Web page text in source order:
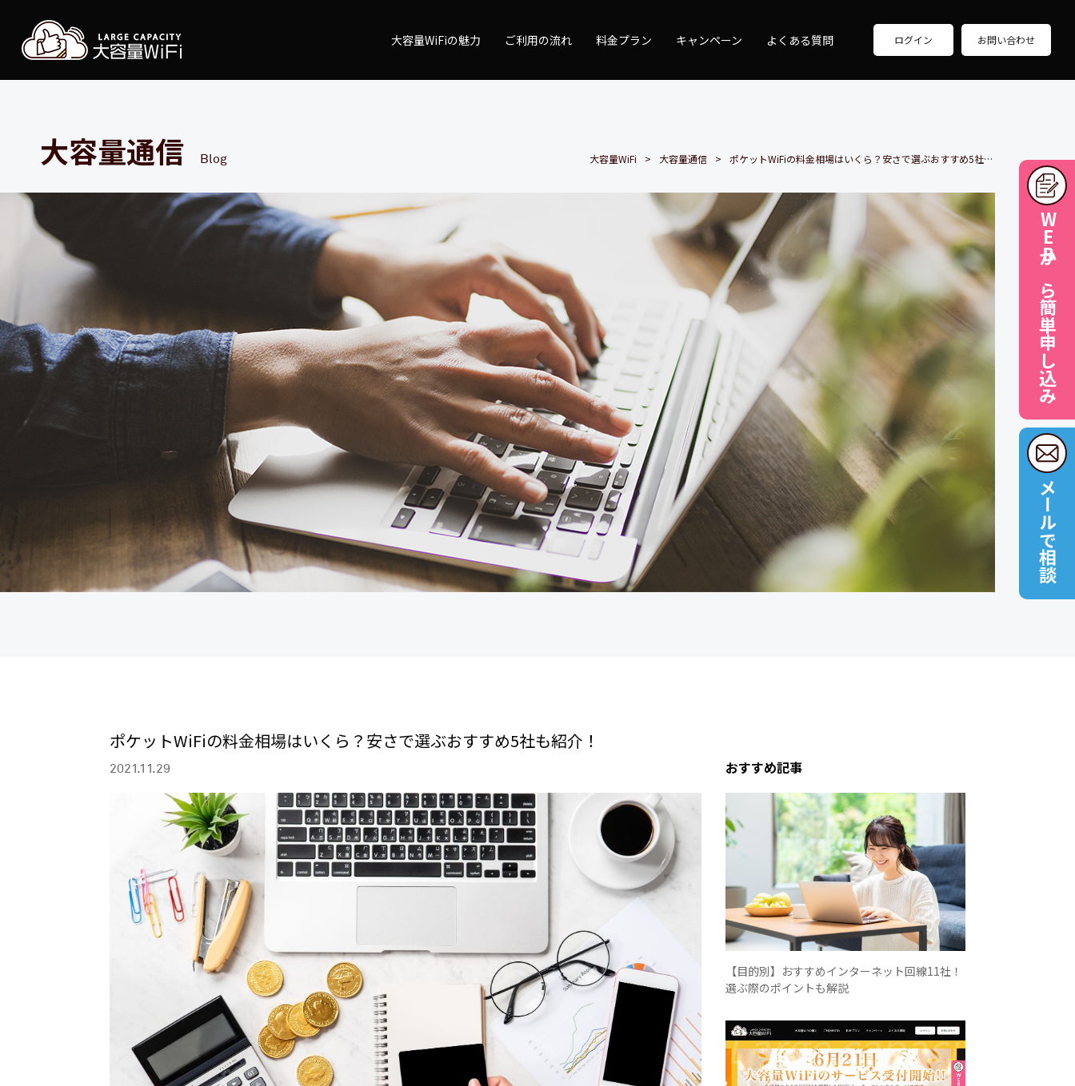
大容量WiFiの魅力 ご利用の流れ 料金プラン キャンペーン よくある質問 ログイン お問い合わせ
WEBから簡単申し込み
メールで相談
大容量通信 Blog 大容量WiFi 大容量通信 ポケットWiFiの料金相場はいくら？安さで選ぶおすすめ5社も紹介！
ポケットWiFiの料金相場はいくら？安さで選ぶおすすめ5社も紹介！
2021.11.29 おすすめ記事
【目的別】おすすめインターネット回線11社！
選ぶ際のポイントも解説